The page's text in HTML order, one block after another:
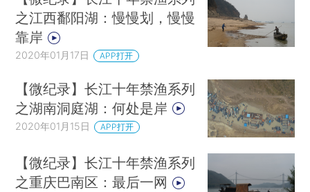
之江西鄱阳湖：慢慢划，慢慢
靠岸
2020年01月17日 APP打开
【微纪录】长江十年禁渔系列
之湖南洞庭湖：何处是岸
2020年01月15日 APP打开
【微纪录】长江十年禁渔系列
之重庆巴南区：最后一网